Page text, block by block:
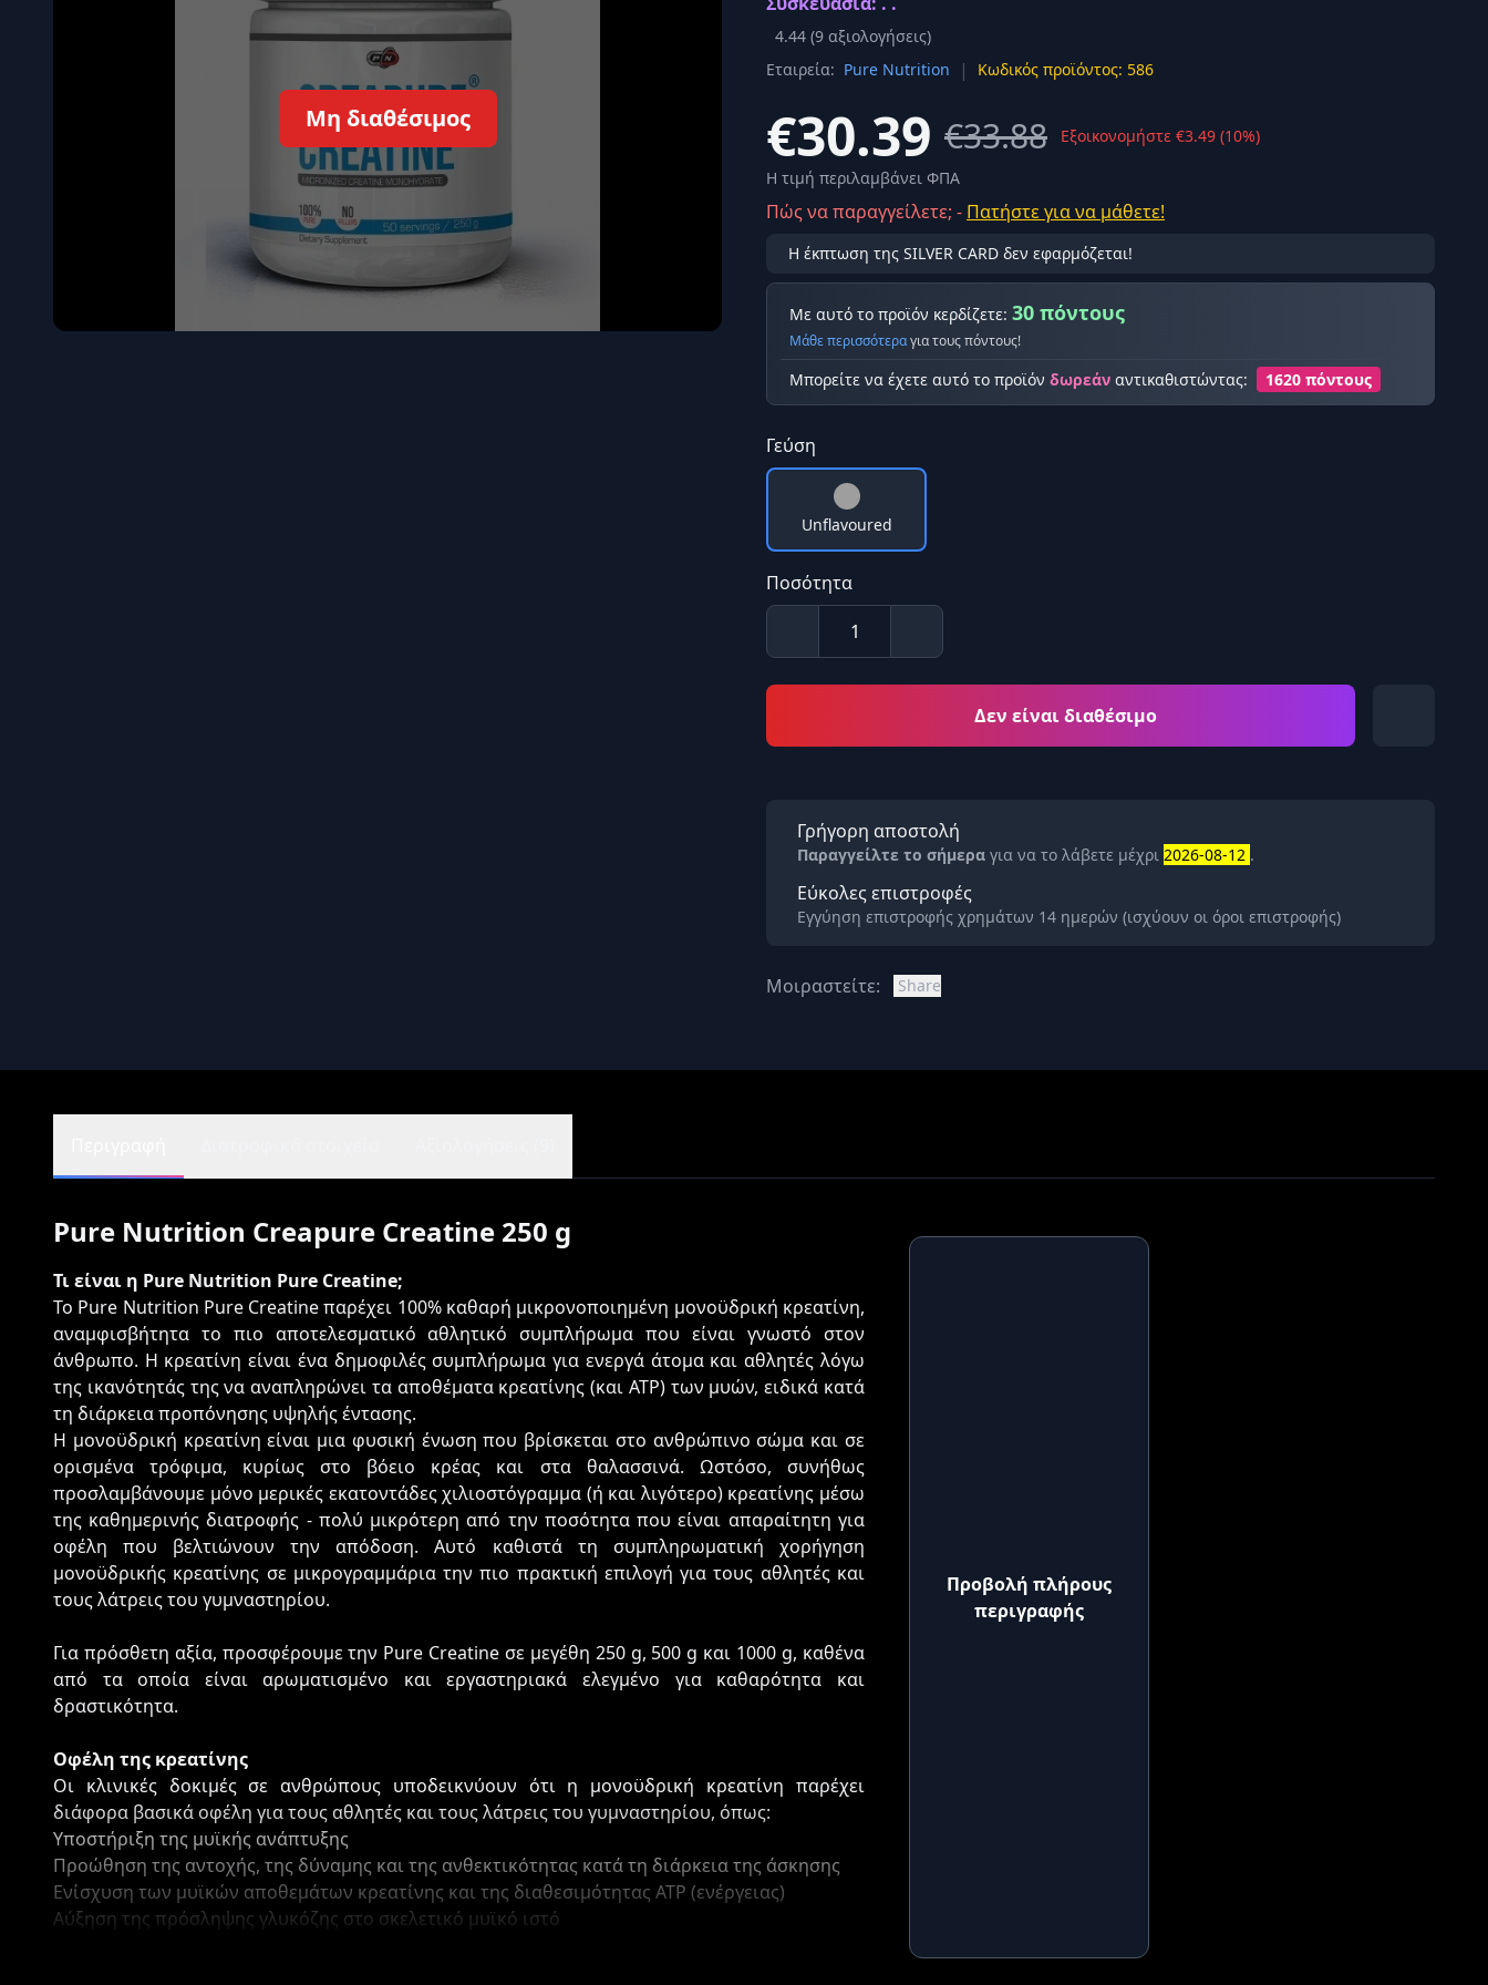
Όγκου
Τεστοστερόνης
Προβολή όλων των αποτελεσμάτων
Μη διαθέσιμος
4.44 (9 αξιολογήσεις)
Εταιρεία: Pure Nutrition | Κωδικός προϊόντος: 586
€30.39 €33.88
Εξοικονομήστε €3.49 (10%)
Η τιμή περιλαμβάνει ΦΠΑ
Πώς να παραγγείλετε; - Πατήστε για να μάθετε!
Η έκπτωση της SILVER CARD δεν εφαρμόζεται!
Με αυτό το προϊόν κερδίζετε: 30 πόντους
Μάθε περισσότεραγια τους πόντους!
Μπορείτε να έχετε αυτό το προϊόν δωρεάν αντικαθιστώντας: 1620 πόντους
Γεύση
Unflavoured
Ποσότητα
Δεν είναι διαθέσιμο
Γρήγορη αποστολή
Παραγγείλτε το σήμερα για να το λάβετε μέχρι 2026-08-12 .
Εύκολες επιστροφές
Εγγύηση επιστροφής χρημάτων 14 ημερών (ισχύουν οι όροι επιστροφής)
Μοιραστείτε: Share
Pure Nutrition Creapure Creatine 250 g
Τι είναι η Pure Nutrition Pure Creatine;
Το Pure Nutrition Pure Creatine παρέχει 100% καθαρή μικρονοποιημένη μονοϋδρική κρεατίνη,
αναμφισβήτητα το πιο αποτελεσματικό αθλητικό συμπλήρωμα που είναι γνωστό στον
άνθρωπο. Η κρεατίνη είναι ένα δημοφιλές συμπλήρωμα για ενεργά άτομα και αθλητές λόγω
της ικανότητάς της να αναπληρώνει τα αποθέματα κρεατίνης (και ΑΤΡ) των μυών, ειδικά κατά
τη διάρκεια προπόνησης υψηλής έντασης.
Η μονοϋδρική κρεατίνη είναι μια φυσική ένωση που βρίσκεται στο ανθρώπινο σώμα και σε
ορισμένα τρόφιμα, κυρίως στο βόειο κρέας και στα θαλασσινά. Ωστόσο, συνήθως
προσλαμβάνουμε μόνο μερικές εκατοντάδες χιλιοστόγραμμα (ή και λιγότερο) κρεατίνης μέσω
της καθημερινής διατροφής - πολύ μικρότερη από την ποσότητα που είναι απαραίτητη για
οφέλη που βελτιώνουν την απόδοση. Αυτό καθιστά τη συμπληρωματική χορήγηση
μονοϋδρικής κρεατίνης σε μικρογραμμάρια την πιο πρακτική επιλογή για τους αθλητές και
τους λάτρεις του γυμναστηρίου.
Για πρόσθετη αξία, προσφέρουμε την Pure Creatine σε μεγέθη 250 g, 500 g και 1000 g, καθένα
από τα οποία είναι αρωματισμένο και εργαστηριακά ελεγμένο για καθαρότητα και
δραστικότητα.
Οφέλη της κρεατίνης
Οι κλινικές δοκιμές σε ανθρώπους υποδεικνύουν ότι η μονοϋδρική κρεατίνη παρέχει
διάφορα βασικά οφέλη για τους αθλητές και τους λάτρεις του γυμναστηρίου, όπως:
Υποστήριξη της μυϊκής ανάπτυξης
Προώθηση της αντοχής, της δύναμης και της ανθεκτικότητας κατά τη διάρκεια της άσκησης
Ενίσχυση των μυϊκών αποθεμάτων κρεατίνης και της διαθεσιμότητας ATP (ενέργειας)
Αύξηση της πρόσληψης γλυκόζης στο σκελετικό μυϊκό ιστό
Προβολή πλήρους
περιγραφής
Σύνδεση
Εγγραφείτε εδώ
Επιστροφή Ασφαλής σύνδεση